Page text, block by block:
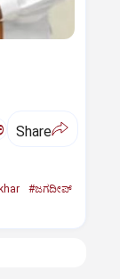
Share
#ಜಗದೀಪ್‌